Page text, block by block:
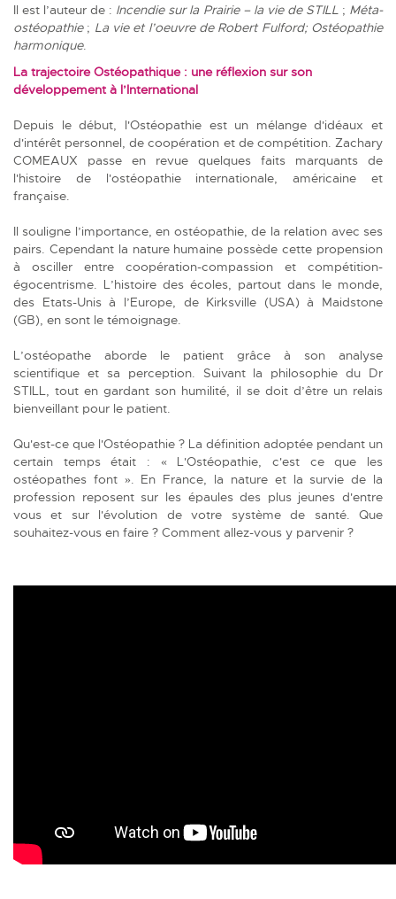
Il est l’auteur de : Incendie sur la Prairie – la vie de STILL; Méta-
ostéopathie; La vie et l’oeuvre de Robert Fulford; Ostéopathie
harmonique.
La trajectoire Ostéopathique : une réflexion sur son
développement à l’International
Depuis le début, l'Ostéopathie est un mélange d'idéaux et
d'intérêt personnel, de coopération et de compétition. Zachary
COMEAUX passe en revue quelques faits marquants de
l'histoire de l'ostéopathie internationale, américaine et
française.
Il souligne l’importance, en ostéopathie, de la relation avec ses
pairs. Cependant la nature humaine possède cette propension
à osciller entre coopération-compassion et compétition-
égocentrisme. L’histoire des écoles, partout dans le monde,
des Etats-Unis à l’Europe, de Kirksville (USA) à Maidstone
(GB), en sont le témoignage.
L’ostéopathe aborde le patient grâce à son analyse
scientifique et sa perception. Suivant la philosophie du Dr
STILL, tout en gardant son humilité, il se doit d’être un relais
bienveillant pour le patient.
Qu'est-ce que l'Ostéopathie ? La définition adoptée pendant un
certain temps était : « L'Ostéopathie, c'est ce que les
ostéopathes font ». En France, la nature et la survie de la
profession reposent sur les épaules des plus jeunes d'entre
vous et sur l'évolution de votre système de santé. Que
souhaitez-vous en faire ? Comment allez-vous y parvenir ?